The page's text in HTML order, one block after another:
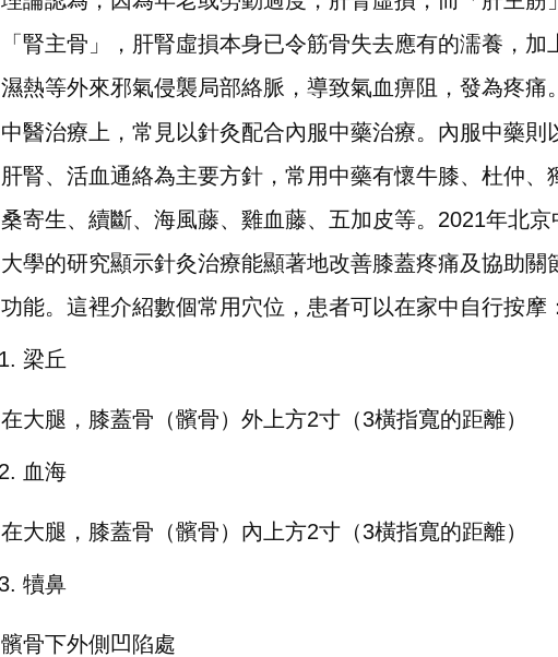
「腎主骨」，肝腎虛損本身已令筋骨失去應有的濡養，加
濕熱等外來邪氣侵襲局部絡脈，導致氣血痹阻，發為疼痛
中醫治療上，常見以針灸配合內服中藥治療。內服中藥則
肝腎、活血通絡為主要方針，常用中藥有懷牛膝、杜仲、
桑寄生、續斷、海風藤、雞血藤、五加皮等。2021年北京
大學的研究顯示針灸治療能顯著地改善膝蓋疼痛及協助關
功能。這裡介紹數個常用穴位，患者可以在家中自行按摩
梁丘
在大腿，膝蓋骨（髕骨）外上方2寸（3橫指寬的距離）
血海
在大腿，膝蓋骨（髕骨）內上方2寸（3橫指寬的距離）
犢鼻
髕骨下外側凹陷處